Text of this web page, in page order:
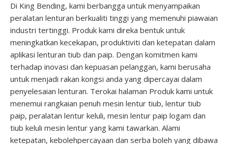
Di King Bending, kami berbangga untuk menyampaikan
peralatan lenturan berkualiti tinggi yang memenuhi piawaian
industri tertinggi. Produk kami direka bentuk untuk
meningkatkan kecekapan, produktiviti dan ketepatan dalam
aplikasi lenturan tiub dan paip. Dengan komitmen kami
terhadap inovasi dan kepuasan pelanggan, kami berusaha
untuk menjadi rakan kongsi anda yang dipercayai dalam
penyelesaian lenturan. Terokai halaman Produk kami untuk
menemui rangkaian penuh mesin lentur tiub, lentur tiub
paip, peralatan lentur keluli, mesin lentur paip logam dan
tiub keluli mesin lentur yang kami tawarkan. Alami
ketepatan, kebolehpercayaan dan serba boleh yang dibawa